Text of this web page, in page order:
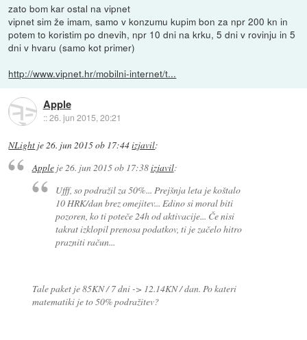
zato bom kar ostal na vipnet
vipnet sim že imam, samo v konzumu kupim bon za npr 200 kn in
potem to koristim po dnevih, npr 10 dni na krku, 5 dni v rovinju in 5
dni v hvaru (samo kot primer)
http://www.vipnet.hr/mobilni-internet/t...
Apple
::26. jun 2015, 20:21
NLight je26. jun 2015 ob 17:44izjavil:
Appleje26. jun 2015 ob 17:38izjavil:
Ufff, so podražil za 50%... Prejšnja leta je koštalo
10 HRK/dan brez omejitev... Edino si moral biti
pozoren, ko ti poteče 24h od aktivacije... Če nisi
takrat izklopil prenosa podatkov, ti je začelo hitro
prazniti račun...
Tale paket je 85KN / 7 dni -> 12.14KN / dan. Po kateri
matematiki je to 50% podražitev?